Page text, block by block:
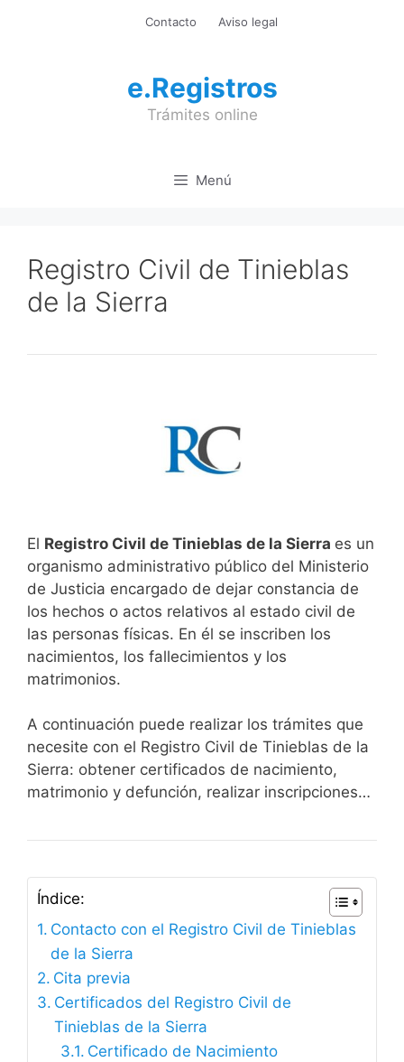
Contacto Aviso legal
e.Registros
Trámites online
Menú
Registro Civil de Tinieblas
de la Sierra
El Registro Civil de Tinieblas de la Sierra es un
organismo administrativo público del Ministerio
de Justicia encargado de dejar constancia de
los hechos o actos relativos al estado civil de
las personas físicas. En él se inscriben los
nacimientos, los fallecimientos y los
matrimonios.
A continuación puede realizar los trámites que
necesite con el Registro Civil de Tinieblas de la
Sierra: obtener certificados de nacimiento,
matrimonio y defunción, realizar inscripciones…
Índice:
Contacto con el Registro Civil de Tinieblas
de la Sierra
Cita previa
Certificados del Registro Civil de
Tinieblas de la Sierra
Certificado de Nacimiento